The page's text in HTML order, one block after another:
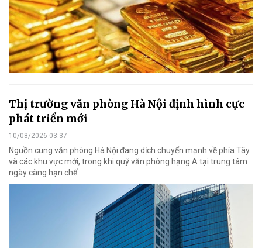
Thị trường văn phòng Hà Nội định hình cực
phát triển mới
10/08/2026 03:37
Nguồn cung văn phòng Hà Nội đang dịch chuyển mạnh về phía Tây
và các khu vực mới, trong khi quỹ văn phòng hạng A tại trung tâm
ngày càng hạn chế.